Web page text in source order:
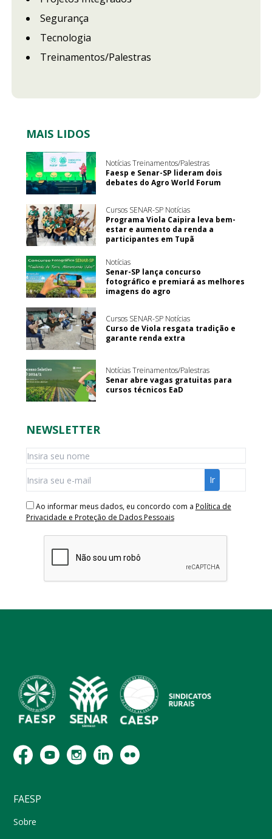
Segurança
Tecnologia
Treinamentos/Palestras
MAIS LIDOS
Notícias Treinamentos/Palestras
Faesp e Senar-SP lideram dois
debates do Agro World Forum
Cursos SENAR-SP Notícias
Programa Viola Caipira leva bem-
estar e aumento da renda a
participantes em Tupã
Notícias
Senar-SP lança concurso
fotográfico e premiará as melhores
imagens do agro
Cursos SENAR-SP Notícias
Curso de Viola resgata tradição e
garante renda extra
Notícias Treinamentos/Palestras
Senar abre vagas gratuitas para
cursos técnicos EaD
NEWSLETTER
Ao informar meus dados, eu concordo com a Política de
Privacidade e Proteção de Dados Pessoais
FAESP
Sobre